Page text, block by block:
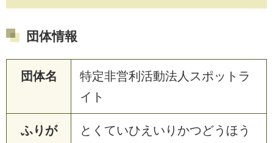
団体情報
団体名
特定非営利活動法人スポットラ
イト
ふりが
とくていひえいりかつどうほう